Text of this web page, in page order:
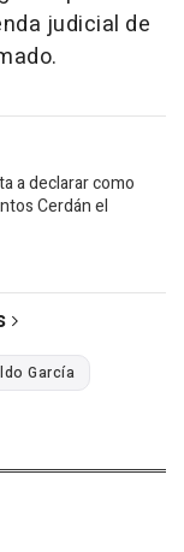
judicial de
a declarar como
Cerdán el
García